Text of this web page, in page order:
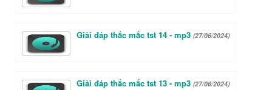
Giải đáp thắc mắc tst 14 - mp3 (27/06/2024)
Giải đáp thắc mắc tst 13 - mp3 (27/06/2024)